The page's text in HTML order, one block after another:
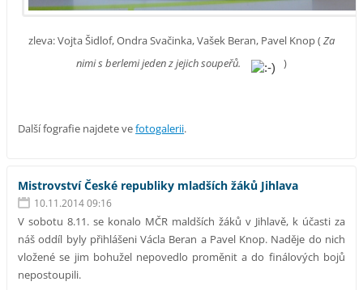
zleva: Vojta Šidlof, Ondra Svačinka, Vašek Beran, Pavel Knop (Za
nimi s berlemi jeden z jejich soupeřů.
)
Další fografie najdete vefotogalerii.
Mistrovství České republiky mladších žáků Jihlava
10.11.2014 09:16
V sobotu 8.11. se konalo MČR maldších žáků v Jihlavě, k účasti za
náš oddíl byly přihlášeni Václa Beran a Pavel Knop. Naděje do nich
vložené se jim bohužel nepovedlo proměnit a do finálových bojů
nepostoupili.